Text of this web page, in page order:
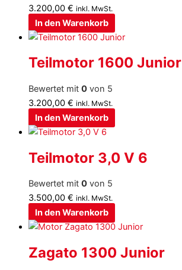
3.200,00 € inkl. MwSt.
In den Warenkorb
Teilmotor 1600 Junior
Bewertet mit 0 von 5
3.200,00 € inkl. MwSt.
In den Warenkorb
Teilmotor 3,0 V 6
Bewertet mit 0 von 5
3.500,00 € inkl. MwSt.
In den Warenkorb
Zagato 1300 Junior